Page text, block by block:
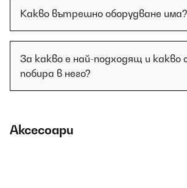
Какво вътрешно оборудване има?
За какво е най-подходящ и какво
побира в него?
Аксесоари